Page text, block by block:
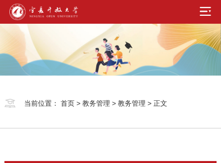
当前位置： 首页> 教务管理 > 教务管理 > 正文